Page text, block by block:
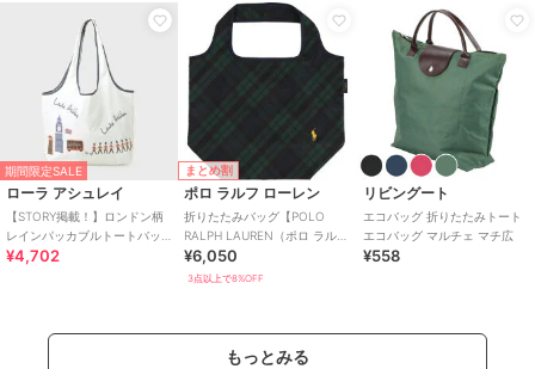
期間限定SALE
ローラ アシュレイ
【STORY掲載！】ロンドン柄
レインパッカブルトートバッ
グ
¥4,702
まとめ割
ポロ ラルフ ローレン
折りたたみバッグ【POLO
RALPH LAUREN（ポロ ラルフ
ローレン）】
¥6,050
3点以上で8%OFF
リビングート
エコバッグ 折りたたみトート
エコバッグ マルチェ マチ広
¥558
もっとみる